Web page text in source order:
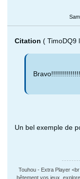
Citation ( TimoDQ9
Un bel exemple de
Touhou - Extra Player
bêtement vos jeux,